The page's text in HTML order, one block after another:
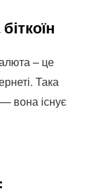
– це
Така
вона існує